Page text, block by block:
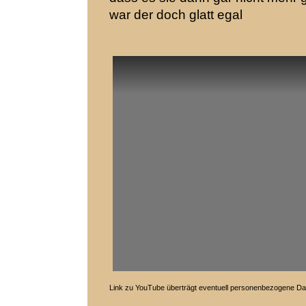
war der doch glatt egal
Link zu YouTube überträgt eventuell personenbezogene